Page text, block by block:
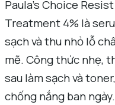
Paula’s Choice
Treatment 4% là
sạch và thu nhỏ lỗ
mẽ. Công thức nhẹ,
sau làm sạch và
chống nắng ban ngày.